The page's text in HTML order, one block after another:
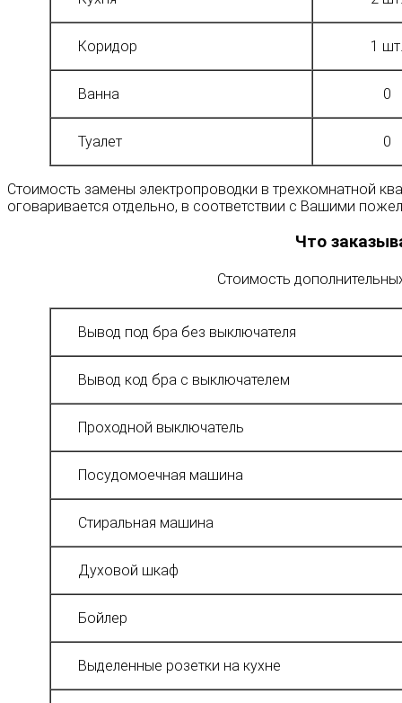
Коридор 1 шт.
Ванна 0
Туалет 0
Стоимость замены электропроводки в трехкомнатной
оговаривается отдельно, в соответствии с Вашими
Что
Стоимость
Вывод под бра без выключателя
Вывод код бра с выключателем
Проходной выключатель
Посудомоечная машина
Стиральная машина
Духовой шкаф
Бойлер
Выделенные розетки на кухне